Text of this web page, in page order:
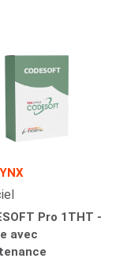
Pro 1THT -
avec